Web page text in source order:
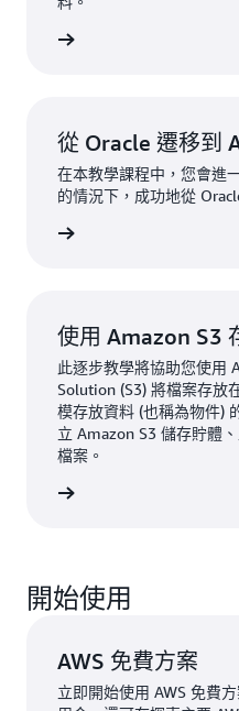
從 Oracle 遷移到
在本教學課程中，您會進
的情況下，成功地從
使用 Amazon S3
此逐步教學將協助您使用
Solution (S3) 將檔案存放
模存放資料 (也稱為物件)
立 Amazon S3 儲存貯體
檔案。
開始使用
AWS 免費方案
立即開始使用 AWS 免費